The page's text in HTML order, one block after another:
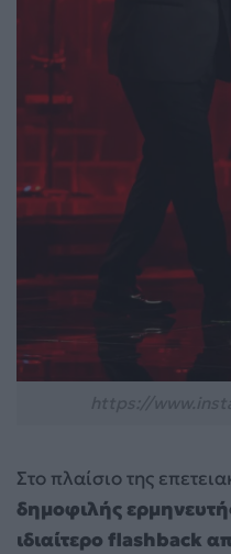
Στο πλαίσιο της
δημοφιλής
ιδιαίτερο flashback